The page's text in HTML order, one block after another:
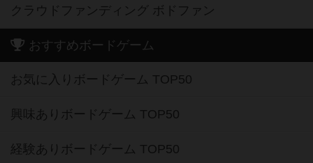
クラウドファンディング ボドファン
おすすめボードゲーム
お気に入りボードゲーム TOP50
興味ありボードゲーム TOP50
経験ありボードゲーム TOP50